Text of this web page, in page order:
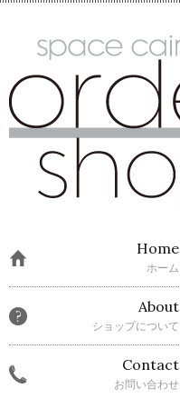
Home
ホーム
About
ショップについて
Contact
お問い合わせ